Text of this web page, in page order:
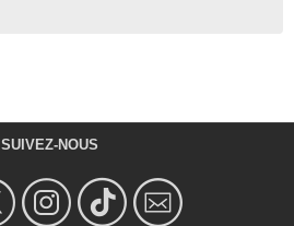
SUIVEZ-NOUS